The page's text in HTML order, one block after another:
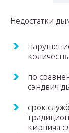
Недостатки
по
сэндвич
срок
кирпича